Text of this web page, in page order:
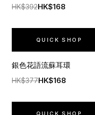
HK$392HK$168
QUICK SHOP
銀色花語流蘇耳環
HK$377HK$168